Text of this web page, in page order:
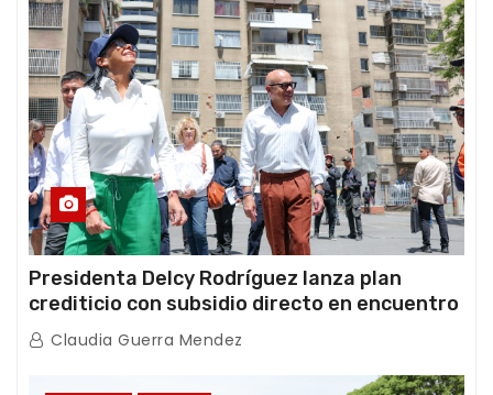
Presidenta Delcy Rodríguez lanza plan
crediticio con subsidio directo en encuentro
con Juntas de Condominio
Claudia Guerra Mendez